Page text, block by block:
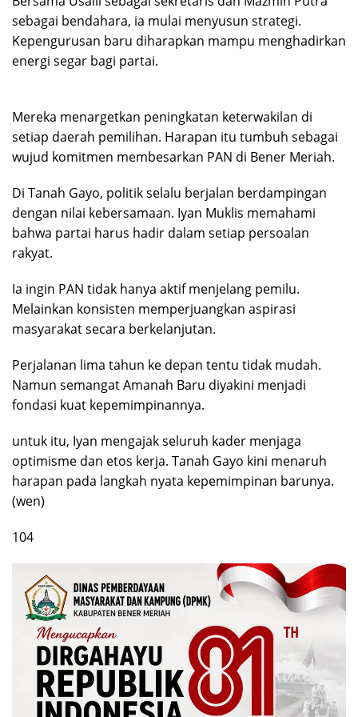
sebagai bendahara, ia mulai menyusun strategi.
Kepengurusan baru diharapkan mampu menghadirkan
energi segar bagi partai.
Mereka menargetkan peningkatan keterwakilan di
setiap daerah pemilihan. Harapan itu tumbuh sebagai
wujud komitmen membesarkan PAN di Bener Meriah.
Di Tanah Gayo, politik selalu berjalan berdampingan
dengan nilai kebersamaan. Iyan Muklis memahami
bahwa partai harus hadir dalam setiap persoalan
rakyat.
Ia ingin PAN tidak hanya aktif menjelang pemilu.
Melainkan konsisten memperjuangkan aspirasi
masyarakat secara berkelanjutan.
Perjalanan lima tahun ke depan tentu tidak mudah.
Namun semangat Amanah Baru diyakini menjadi
fondasi kuat kepemimpinannya.
untuk itu, Iyan mengajak seluruh kader menjaga
optimisme dan etos kerja. Tanah Gayo kini menaruh
harapan pada langkah nyata kepemimpinan barunya.
(wen)
104